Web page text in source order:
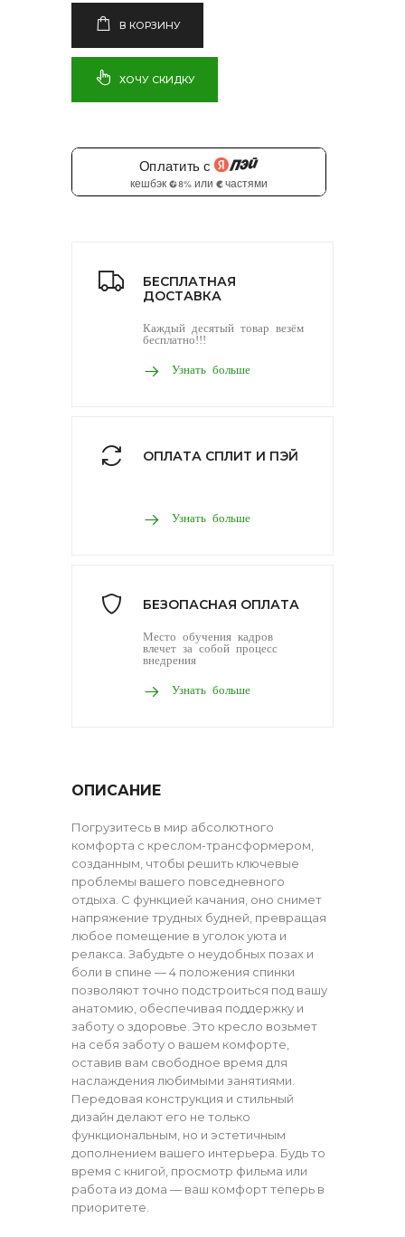
В КОРЗИНУ
ХОЧУ СКИДКУ
БЕСПЛАТНАЯ
ДОСТАВКА
Каждый десятый товар везём
бесплатно!!!
Узнать больше
ОПЛАТА СПЛИТ И ПЭЙ
Узнать больше
БЕЗОПАСНАЯ ОПЛАТА
Место обучения кадров
влечет за собой процесс
внедрения
Узнать больше
ОПИСАНИЕ
Погрузитесь в мир абсолютного
комфорта с креслом-трансформером,
созданным, чтобы решить ключевые
проблемы вашего повседневного
отдыха. C функцией качания, оно снимет
напряжение трудных будней, превращая
любое помещение в уголок уюта и
релакса. Забудьте о неудобных позах и
боли в спине — 4 положения спинки
позволяют точно подстроиться под вашу
анатомию, обеспечивая поддержку и
заботу о здоровье. Это кресло возьмет
на себя заботу о вашем комфорте,
оставив вам свободное время для
наслаждения любимыми занятиями.
Передовая конструкция и стильный
дизайн делают его не только
функциональным, но и эстетичным
дополнением вашего интерьера. Будь то
время с книгой, просмотр фильма или
работа из дома — ваш комфорт теперь в
приоритете.